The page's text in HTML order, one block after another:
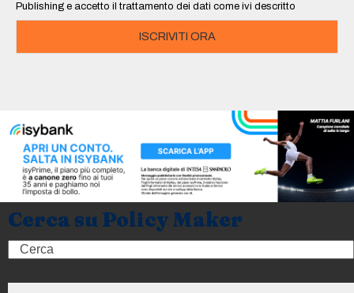
Publishing e accetto il trattamento dei dati come ivi descritto
ISCRIVITI ORA
Cerca su Policy Maker
Search